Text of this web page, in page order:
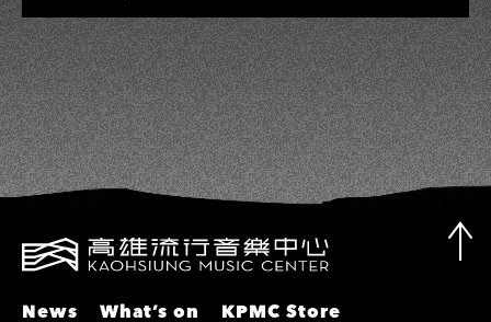
彬、邵大倫、曹雅雯、陳孟賢、黃露
瑤
News What’s on KPMC Store